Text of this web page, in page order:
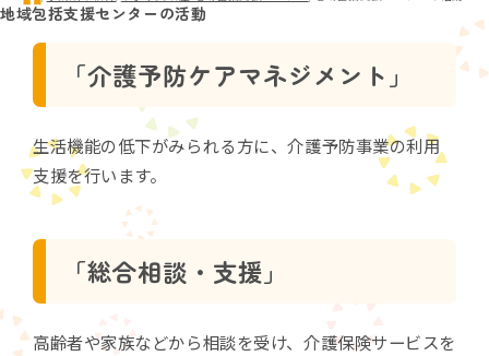
在
位
地域包括支援センターの活動
「介護予防ケアマネジメント」
生活機能の低下がみられる方に、介護予防事業の利用
支援を行います。
「総合相談・支援」
高齢者や家族などから相談を受け、介護保険サービスを